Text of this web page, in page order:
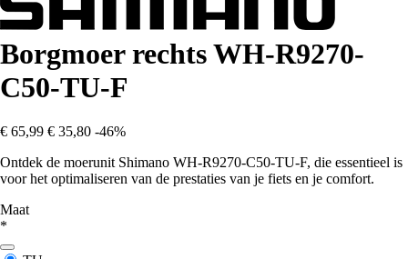
Borgmoer rechts WH-R9270-
C50-TU-F
€ 65,99 € 35,80 -46%
Ontdek de moerunit Shimano WH-R9270-C50-TU-F, die essentieel is
voor het optimaliseren van de prestaties van je fiets en je comfort.
Maat
*